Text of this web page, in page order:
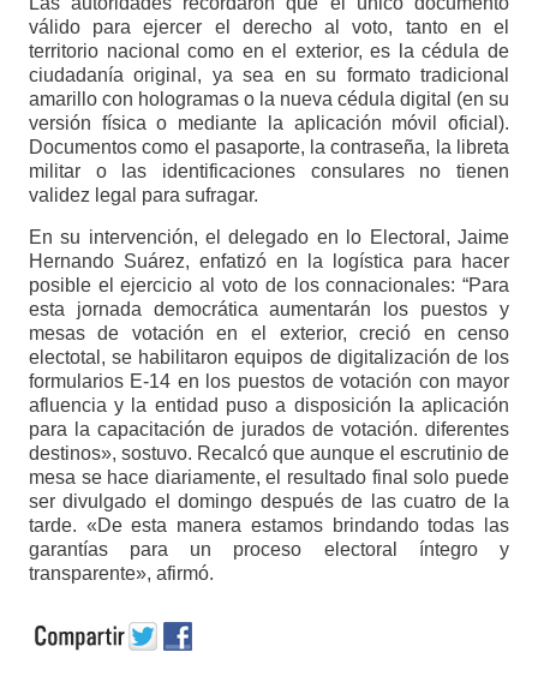
válido para ejercer el derecho al voto, tanto en el
territorio nacional como en el exterior, es la cédula de
ciudadanía original, ya sea en su formato tradicional
amarillo con hologramas o la nueva cédula digital (en su
versión física o mediante la aplicación móvil oficial).
Documentos como el pasaporte, la contraseña, la libreta
militar o las identificaciones consulares no tienen
validez legal para sufragar.
En su intervención, el delegado en lo Electoral, Jaime
Hernando Suárez, enfatizó en la logística para hacer
posible el ejercicio al voto de los connacionales: “Para
esta jornada democrática aumentarán los puestos y
mesas de votación en el exterior, creció en censo
electotal, se habilitaron equipos de digitalización de los
formularios E-14 en los puestos de votación con mayor
afluencia y la entidad puso a disposición la aplicación
para la capacitación de jurados de votación. diferentes
destinos», sostuvo. Recalcó que aunque el escrutinio de
mesa se hace diariamente, el resultado final solo puede
ser divulgado el domingo después de las cuatro de la
tarde. «De esta manera estamos brindando todas las
garantías para un proceso electoral íntegro y
transparente», afirmó.